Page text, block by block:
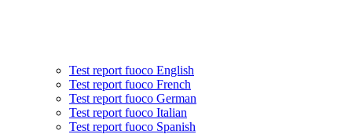
Test report fuoco English
Test report fuoco French
Test report fuoco German
Test report fuoco Italian
Test report fuoco Spanish